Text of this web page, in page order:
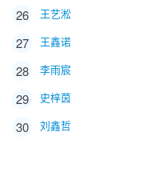
26 王艺淞
27 王鑫诺
28 李雨宸
29 史梓茵
30 刘鑫哲